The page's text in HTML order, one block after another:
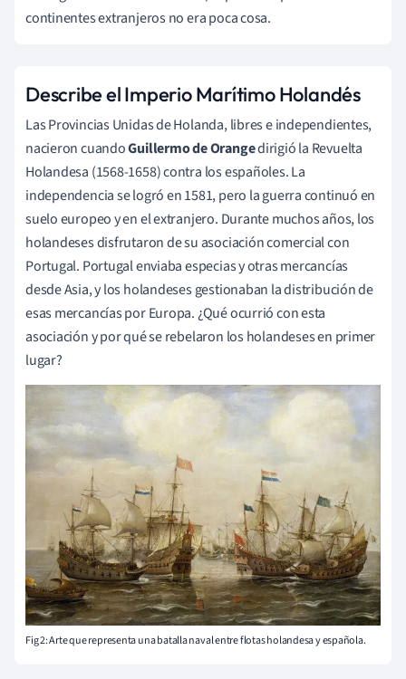
continentes extranjeros no era poca cosa.
Describe el Imperio Marítimo Holandés
Las Provincias Unidas de Holanda, libres e independientes,
nacieron cuandoGuillermo de Orangedirigió la Revuelta
Holandesa (1568-1658) contra los españoles. La
independencia se logró en 1581, pero la guerra continuó en
suelo europeo y en el extranjero. Durante muchos años, los
holandeses disfrutaron de su asociación comercial con
Portugal. Portugal enviaba especias y otras mercancías
desde Asia, y los holandeses gestionaban la distribución de
esas mercancías por Europa. ¿Qué ocurrió con esta
asociación y por qué se rebelaron los holandeses en primer
lugar?
Fig 2: Arte que representa una batalla naval entre flotas holandesa y española.